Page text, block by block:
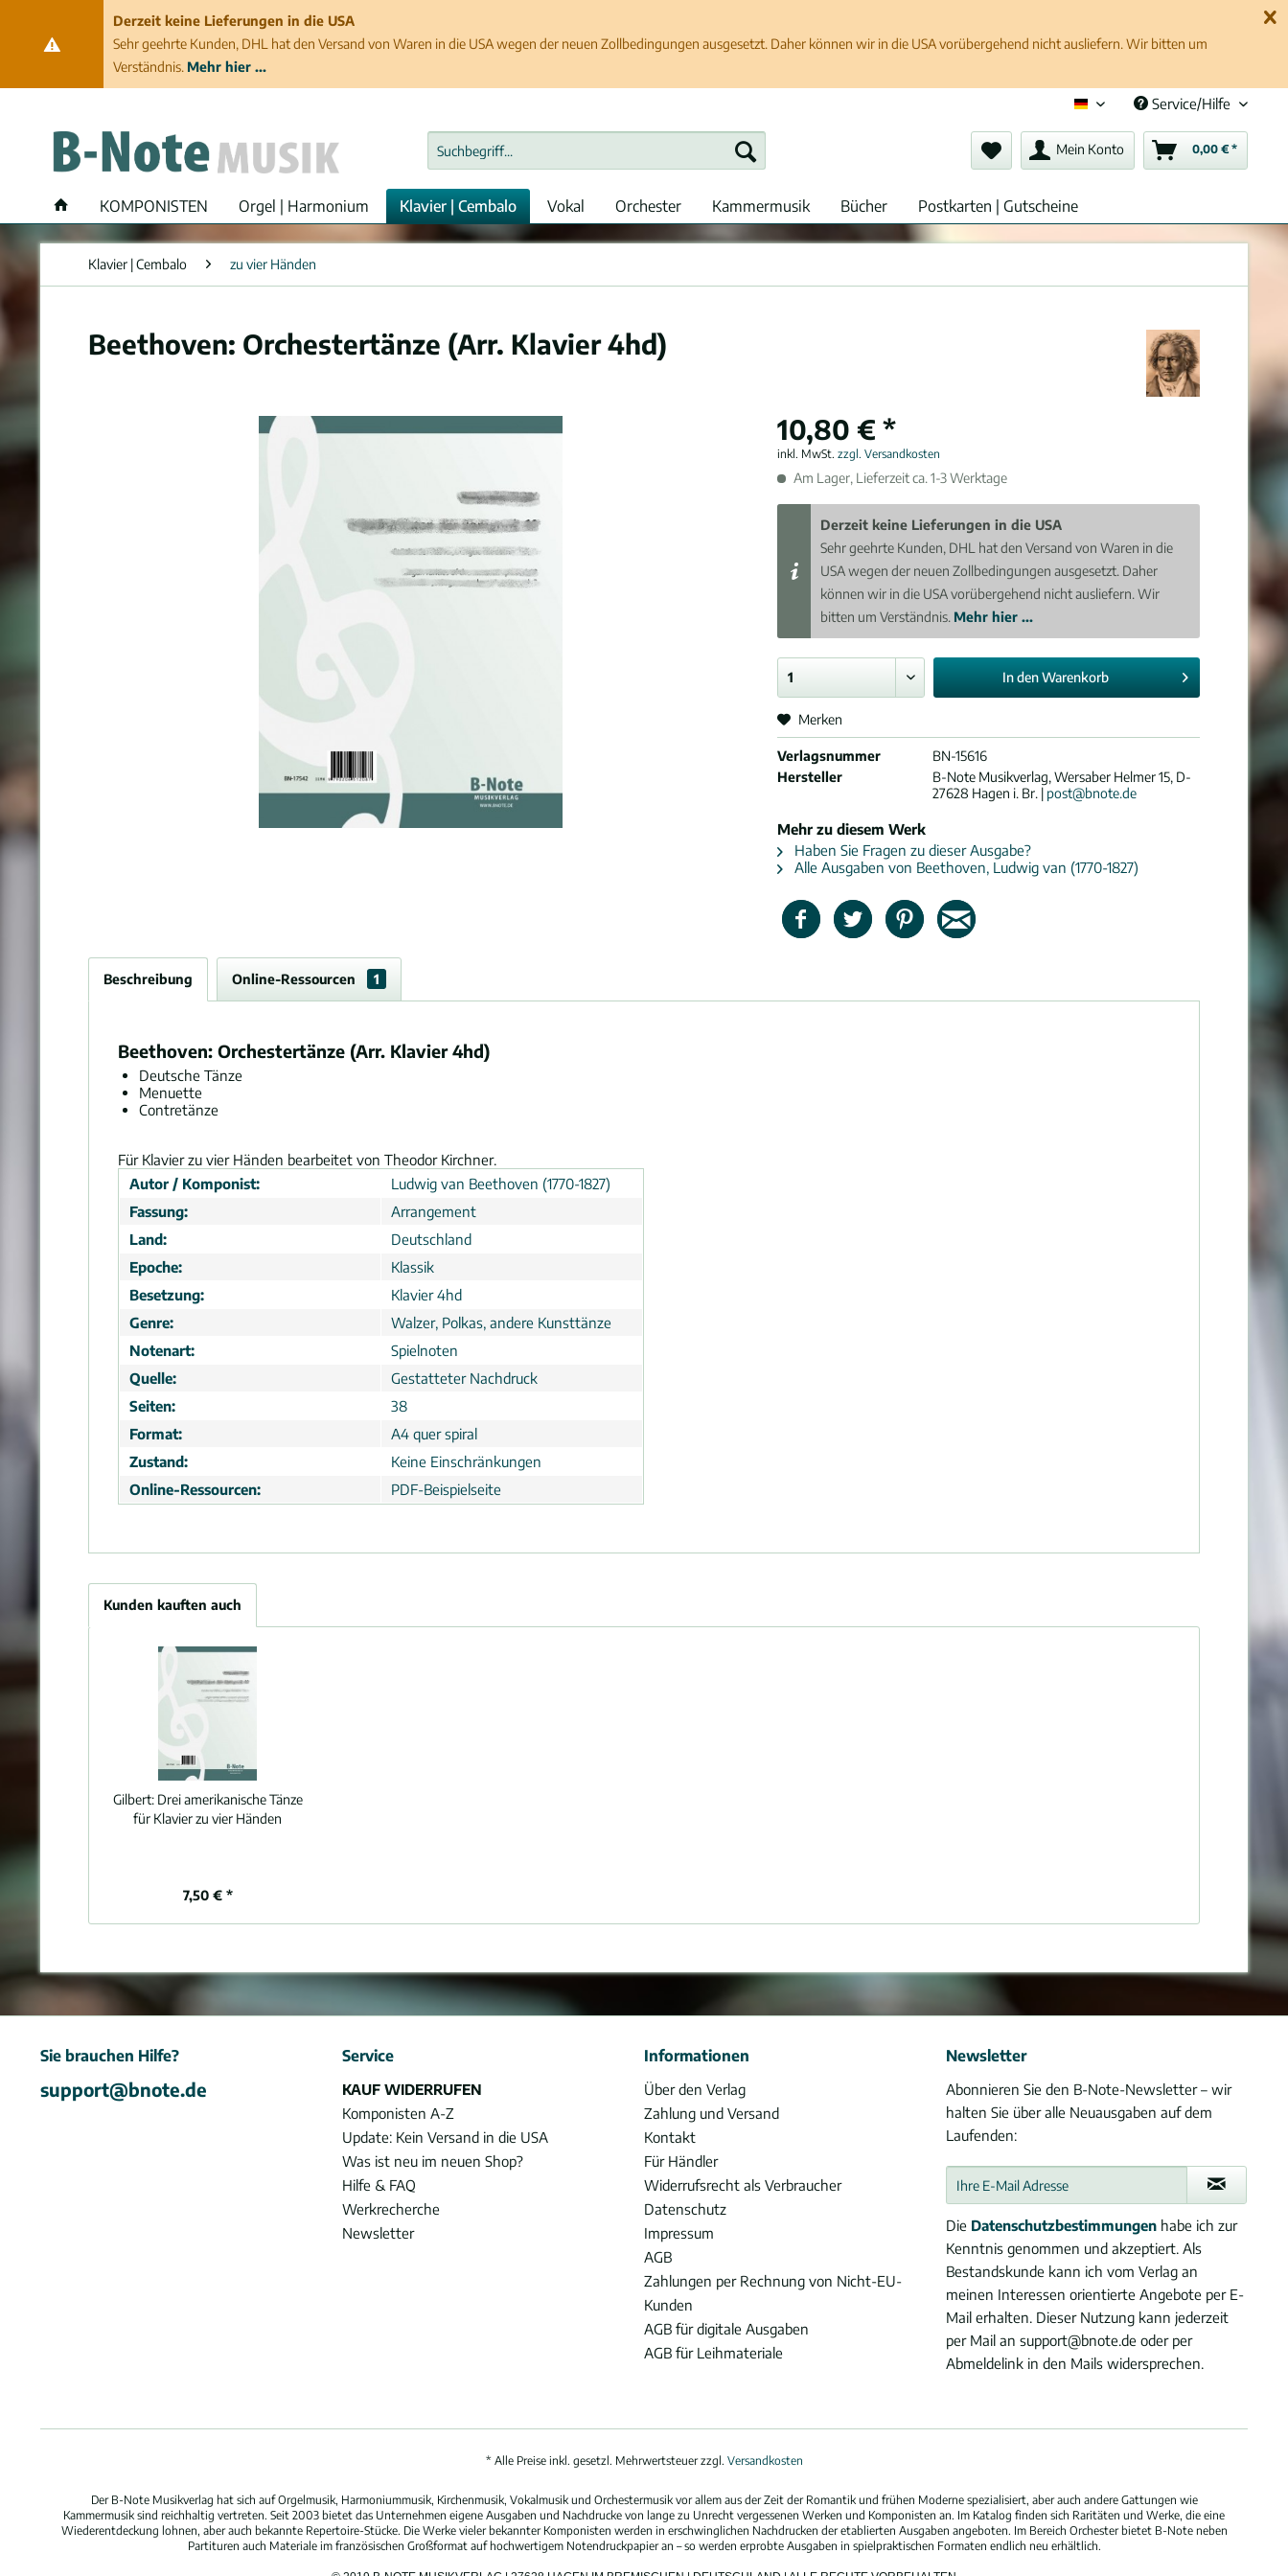
Derzeit keine Lieferungen in die USA
Sehr geehrte Kunden, DHL hat den Versand von Waren in die USA wegen der neuen Zollbedingungen ausgesetzt. Daher können wir in die USA vorübergehend nicht ausliefern. Wir bitten um
Verständnis. Mehr hier ...
Deutsch (de)
Service/Hilfe
Mein Konto 0,00 € *
KOMPONISTEN Orgel | Harmonium Klavier | Cembalo Vokal Orchester Kammermusik Bücher Postkarten | Gutscheine
Klavier | Cembalo zu vier Händen
Beethoven: Orchestertänze (Arr. Klavier 4hd)
10,80 € *
inkl. MwSt.zzgl. Versandkosten
Am Lager, Lieferzeit ca. 1-3 Werktage
Derzeit keine Lieferungen in die USA
Sehr geehrte Kunden, DHL hat den Versand von Waren in die
USA wegen der neuen Zollbedingungen ausgesetzt. Daher
können wir in die USA vorübergehend nicht ausliefern. Wir
bitten um Verständnis. Mehr hier ...
In denWarenkorb
Merken
Verlagsnummer
BN-15616
Hersteller
B-Note Musikverlag, Wersaber Helmer 15, D-
27628 Hagen i. Br. | post@bnote.de
Mehr zu diesem Werk
Haben Sie Fragen zu dieser Ausgabe?
Alle Ausgaben von Beethoven, Ludwig van (1770-1827)
Beschreibung Online-Ressourcen 1
Beethoven: Orchestertänze (Arr. Klavier 4hd)
Deutsche Tänze
Menuette
Contretänze
Für Klavier zu vier Händen bearbeitet von Theodor Kirchner.
Autor / Komponist:
Ludwig van Beethoven (1770-1827)
Fassung:
Arrangement
Land:
Deutschland
Epoche:
Klassik
Besetzung:
Klavier 4hd
Genre:
Walzer, Polkas, andere Kunsttänze
Notenart:
Spielnoten
Quelle:
Gestatteter Nachdruck
Seiten:
38
Format:
A4 quer spiral
Zustand:
Keine Einschränkungen
Online-Ressourcen:
PDF-Beispielseite
Kunden kauften auch
Gilbert: Drei amerikanische Tänze
für Klavier zu vier Händen
7,50 € *
Sie brauchen Hilfe?
support@bnote.de
Service
KAUF WIDERRUFEN
Komponisten A-Z
Update: Kein Versand in die USA
Was ist neu im neuen Shop?
Hilfe & FAQ
Werkrecherche
Newsletter
Informationen
Über den Verlag
Zahlung und Versand
Kontakt
Für Händler
Widerrufsrecht als Verbraucher
Datenschutz
Impressum
AGB
Zahlungen per Rechnung von Nicht-EU-
Kunden
AGB für digitale Ausgaben
AGB für Leihmateriale
Newsletter
Abonnieren Sie den B-Note-Newsletter – wir
halten Sie über alle Neuausgaben auf dem
Laufenden:
Die Datenschutzbestimmungen habe ich zur
Kenntnis genommen und akzeptiert. Als
Bestandskunde kann ich vom Verlag an
meinen Interessen orientierte Angebote per E-
Mail erhalten. Dieser Nutzung kann jederzeit
per Mail an support@bnote.de oder per
Abmeldelink in den Mails widersprechen.
* Alle Preise inkl. gesetzl. Mehrwertsteuer zzgl. Versandkosten
Der B-Note Musikverlag hat sich auf Orgelmusik, Harmoniummusik, Kirchenmusik, Vokalmusik und Orchestermusik vor allem aus der Zeit der Romantik und frühen Moderne spezialisiert, aber auch andere Gattungen wie
Kammermusik sind reichhaltig vertreten. Seit 2003 bietet das Unternehmen eigene Ausgaben und Nachdrucke von lange zu Unrecht vergessenen Werken und Komponisten an. Im Katalog finden sich Raritäten und Werke, die eine
Wiederentdeckung lohnen, aber auch bekannte Repertoire-Stücke. Die Werke vieler bekannter Komponisten werden in erschwinglichen Nachdrucken der etablierten Ausgaben angeboten. Im Bereich Orchester bietet B-Note neben
Partituren auch Materiale im französischen Großformat auf hochwertigem Notendruckpapier an – so werden erprobte Ausgaben in spielpraktischen Formaten endlich neu erhältlich.